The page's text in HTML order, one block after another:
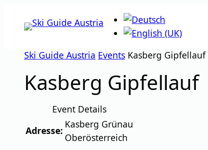
Inhalt
Ski Guide Austria Events Kasberg Gipfellauf
Kasberg Gipfellauf
Event Details
Adresse:
Kasberg Grünau
Oberösterreich